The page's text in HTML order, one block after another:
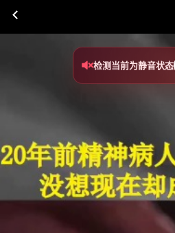
检测当前为静音状态